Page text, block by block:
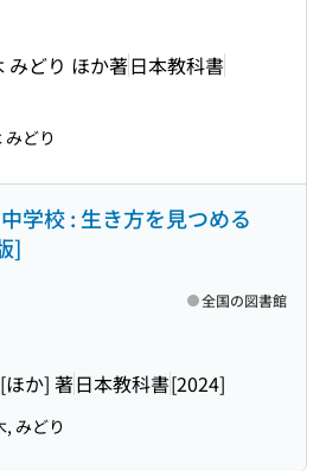
みどり ほか著日本教科書
みどり
学校 : 生き方を見つめる
]
ほか] 著日本教科書[2024]
全国の図書館
, みどり